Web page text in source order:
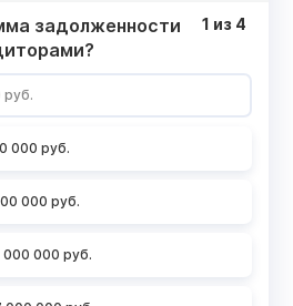
задолженности
000 руб.
000 руб.
000 000 руб.
1 из 4